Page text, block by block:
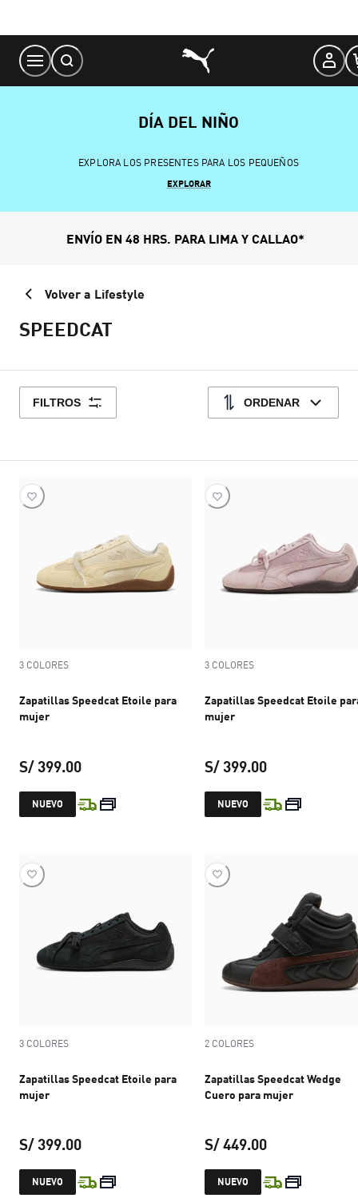
Content
DÍA DEL NIÑO
EXPLORA LOS PRESENTES PARA LOS PEQUEÑOS
EXPLORAR
ENVÍO EN 48 HRS. PARA LIMA Y CALLAO*
Volver a Lifestyle
SPEEDCAT
FILTROS ORDENAR
3 COLORES
Zapatillas Speedcat Etoile para
mujer
S/ 399.00
precio actual S/ 399.00
NUEVO
3 COLORES
Zapatillas Speedcat Etoile
mujer
S/ 399.00
precio actual
NUEVO
3 COLORES
Zapatillas Speedcat Etoile para
mujer
S/ 399.00
precio actual S/ 399.00
NUEVO
2 COLORES
Zapatillas Speedcat Wedge
Cuero para mujer
S/ 449.00
precio actual
NUEVO